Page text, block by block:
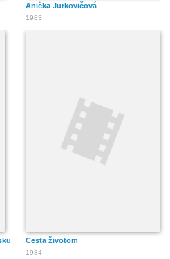
Anička Jurkovičová
1983
Cesta životom
1984